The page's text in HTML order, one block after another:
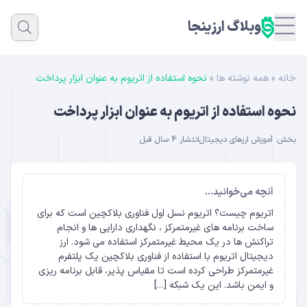
وبلاگ ارزینجا
خانه » همه نوشته ها » نحوه استفاده از اتریوم به عنوان ابزار پرداخت
نحوه استفاده از اتریوم به عنوان ابزار پرداخت
بخش: آموزش ارزهای دیجیتالانتشار 4 سال قبل
آنچه می‌خوانید...
اتریوم چیست؟ اتریوم نسل اول فناوری بلاکچین است که برای
ساخت برنامه های غیرمتمرکز ، نگهداری دارایی ها و انجام
تراکنش ها در یک محیط غیرمتمرکز استفاده می شود. ارز
دیجیتال اتریوم با استفاده از فناوری بلاکچین یک پلتفرم
غیرمتمرکز طراحی کرده است تا مقیاس پذیر، قابل برنامه ریزی
و ایمن باشد. این یک شبکه […]